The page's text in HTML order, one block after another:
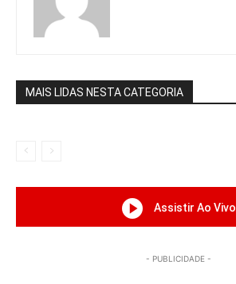
MAIS LIDAS NESTA CATEGORIA
Assistir Ao Vivo
- PUBLICIDADE -